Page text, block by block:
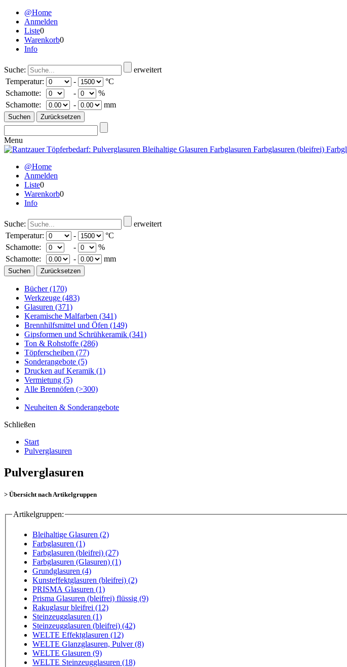
@Home
Anmelden
Liste0
Warenkorb0
Info
Suche:
erweitert
Temperatur:
-
°C
Schamotte:
-
%
Schamotte:
- mm
Menu
@Home
Anmelden
Liste0
Warenkorb0
Info
Suche:
erweitert
Temperatur:
-
°C
Schamotte:
-
%
Schamotte:
- mm
Bücher(170)
Werkzeuge (483)
Glasuren (371)
Keramische Malfarben (341)
Brennhilfsmittel und Öfen (149)
Gipsformen und Schrühkeramik (341)
Ton & Rohstoffe (286)
Töpferscheiben (77)
Sonderangebote (5)
Drucken auf Keramik (1)
Vermietung (5)
Alle Brennöfen (>300)
Neuheiten & Sonderangebote
Schließen
Start
Pulverglasuren
Pulverglasuren
> Übersicht nach Artikelgruppen
Artikelgruppen:
Bleihaltige Glasuren (2)
Farbglasuren (1)
Farbglasuren (bleifrei) (27)
Farbglasuren (Glasuren) (1)
Grundglasuren (4)
Kunsteffektglasuren (bleifrei) (2)
PRISMA Glasuren (1)
Prisma Glasuren (bleifrei) flüssig (9)
Rakuglasur bleifrei (12)
Steinzeugglasuren (1)
Steinzeugglasuren (bleifrei) (42)
WELTE Effektglasuren (12)
WELTE Glanzglasuren, Pulver (8)
WELTE Glasuren (9)
WELTE Steinzeugglasuren (18)